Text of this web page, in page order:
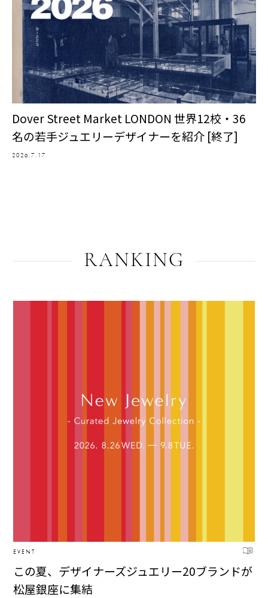
Dover Street Market LONDON 世界12校・36
名の若手ジュエリーデザイナーを紹介 [終了]
2026.7.17
RANKING
EVENT
この夏、デザイナーズジュエリー20ブランドが
松屋銀座に集結